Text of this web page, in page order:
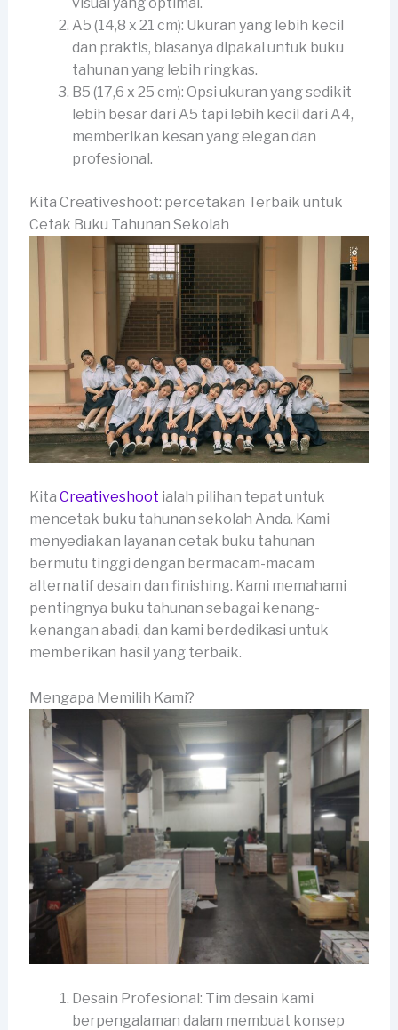
visual yang optimal.
A5 (14,8 x 21 cm): Ukuran yang lebih kecil
dan praktis, biasanya dipakai untuk buku
tahunan yang lebih ringkas.
B5 (17,6 x 25 cm): Opsi ukuran yang sedikit
lebih besar dari A5 tapi lebih kecil dari A4,
memberikan kesan yang elegan dan
profesional.
Kita Creativeshoot: percetakan Terbaik untuk
Cetak Buku Tahunan Sekolah
Kita Creativeshoot ialah pilihan tepat untuk
mencetak buku tahunan sekolah Anda. Kami
menyediakan layanan cetak buku tahunan
bermutu tinggi dengan bermacam-macam
alternatif desain dan finishing. Kami memahami
pentingnya buku tahunan sebagai kenang-
kenangan abadi, dan kami berdedikasi untuk
memberikan hasil yang terbaik.
Mengapa Memilih Kami?
Desain Profesional: Tim desain kami
berpengalaman dalam membuat konsep